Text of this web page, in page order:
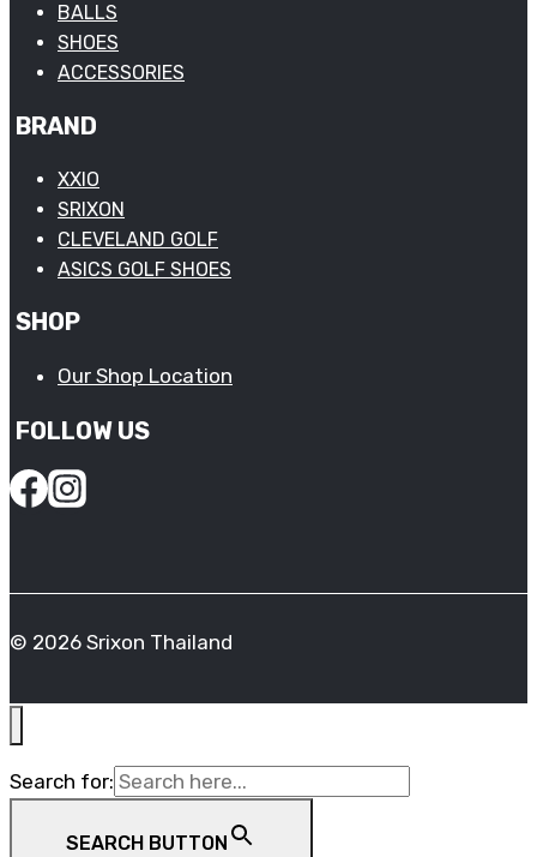
BALLS
SHOES
ACCESSORIES
BRAND
XXIO
SRIXON
CLEVELAND GOLF
ASICS GOLF SHOES
SHOP
Our Shop Location
FOLLOW US
© 2026 Srixon Thailand
Search for:
SEARCH BUTTON